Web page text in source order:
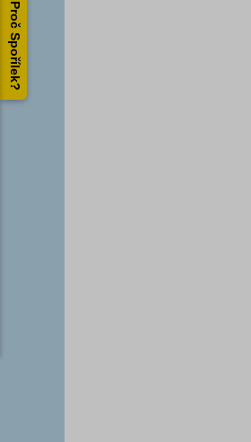
Proč Spořílek?